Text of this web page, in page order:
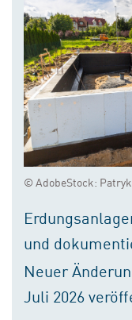
© AdobeStock:
und
Neuer
Juli 2026